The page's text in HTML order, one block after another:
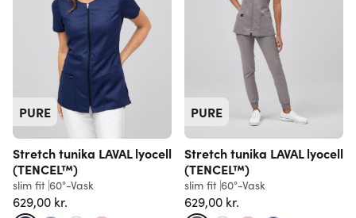
PURE
Stretch tunika LAVAL lyocell
(TENCEL™)
slim fit 60°-Vask
629,00 kr.
PURE
Stretch tunika LAVAL lyocell
(TENCEL™)
slim fit 60°-Vask
629,00 kr.